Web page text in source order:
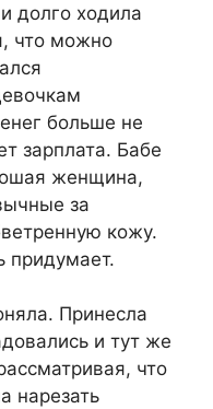
долго ходила
что можно
больше не
зарплата. Бабе
женщина,
за
кожу.
придумает.
Принесла
и тут же
что
нарезать